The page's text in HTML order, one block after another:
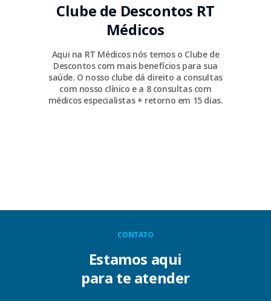
Clube de Descontos RT
Médicos
Aqui na RT Médicos nós temos o Clube de
Descontos com mais benefícios para sua
saúde. O nosso clube dá direito a consultas
com nosso clínico e a 8 consultas com
médicos especialistas + retorno em 15 dias.
CONTATO
Estamos aqui
para te atender